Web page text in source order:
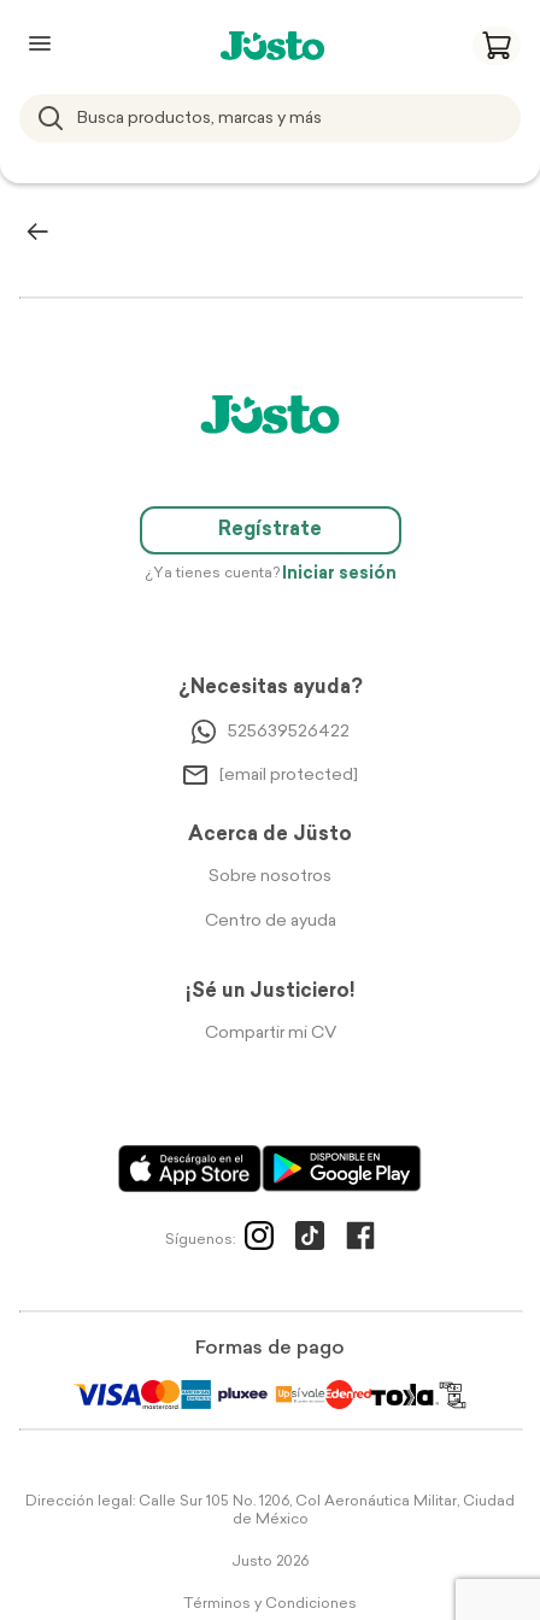
Regístrate
¿Ya tienes cuenta? Iniciar sesión
¿Necesitas ayuda?
525639526422
[email protected]
Acerca de Jüsto
Sobre nosotros
Centro de ayuda
¡Sé un Justiciero!
Compartir mi CV
Síguenos:
Formas de pago
Dirección legal: Calle Sur 105 No. 1206, Col Aeronáutica Militar, Ciudad
de México
Justo 2026
Términos y Condiciones